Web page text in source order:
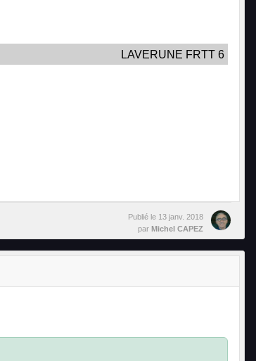
LAVERUNE FRTT 6
Publié le 13 janv. 2018
par Michel CAPEZ